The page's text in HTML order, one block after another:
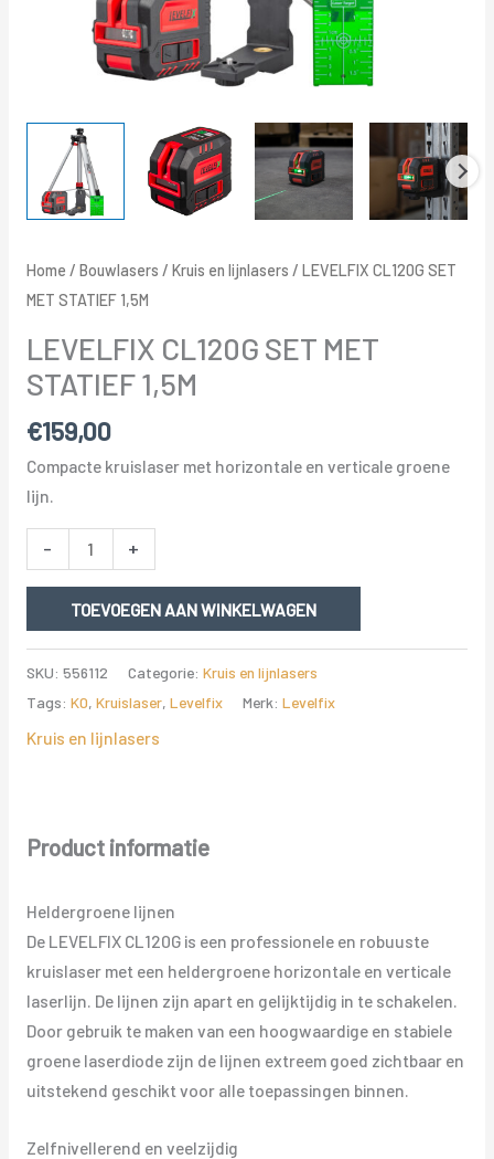
Home / Bouwlasers / Kruis en lijnlasers / LEVELFIX CL120G SET
MET STATIEF 1,5M
LEVELFIX CL120G SET MET
STATIEF 1,5M
€159,00
Compacte kruislaser met horizontale en verticale groene
lijn.
-
LEVELFIX
CL120G
MET
+
TOEVOEGEN AAN WINKELWAGEN
SKU: 556112 Categorie: Kruis en lijnlasers
Tags: K0, Kruislaser, Levelfix Merk: Levelfix
Kruis en lijnlasers
Product informatie
Heldergroene lijnen
De LEVELFIX CL120G is een professionele en robuuste
kruislaser met een heldergroene horizontale en verticale
laserlijn. De lijnen zijn apart en gelijktijdig in te schakelen.
Door gebruik te maken van een hoogwaardige en stabiele
groene laserdiode zijn de lijnen extreem goed zichtbaar en
uitstekend geschikt voor alle toepassingen binnen.
Zelfnivellerend en veelzijdig